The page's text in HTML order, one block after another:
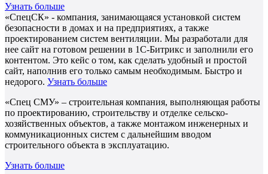
Узнать больше
«СпецСК» - компания, занимающаяся установкой систем
безопасности в домах и на предприятиях, а также
проектированием систем вентиляции. Мы разработали для
нее сайт на готовом решении в 1С-Битрикс и заполнили его
контентом. Это кейс о том, как сделать удобный и простой
сайт, наполнив его только самым необходимым. Быстро и
недорого. Узнать больше
«Спец СМУ» – строительная компания, выполняющая работы
по проектированию, строительству и отделке сельско-
хозяйственных объектов, а также монтажом инженерных и
коммуникационных систем с дальнейшим вводом
строительного объекта в эксплуатацию.
Узнать больше